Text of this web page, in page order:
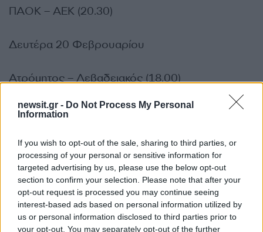
newsit.gr - Do Not Process My Personal
Information
If you wish to opt-out of the sale, sharing to third parties, or
processing of your personal or sensitive information for
targeted advertising by us, please use the below opt-out
section to confirm your selection. Please note that after your
opt-out request is processed you may continue seeing
interest-based ads based on personal information utilized by
us or personal information disclosed to third parties prior to
your opt-out. You may separately opt-out of the further
ΠΑΟΚ – ΑΕΚ (20.30)
Δευτέρα 20 Φεβρουαρίου
Ατρόμητος – Λεβαδειακός (18.00)
ΟΦΗ – Αρης (19.30)